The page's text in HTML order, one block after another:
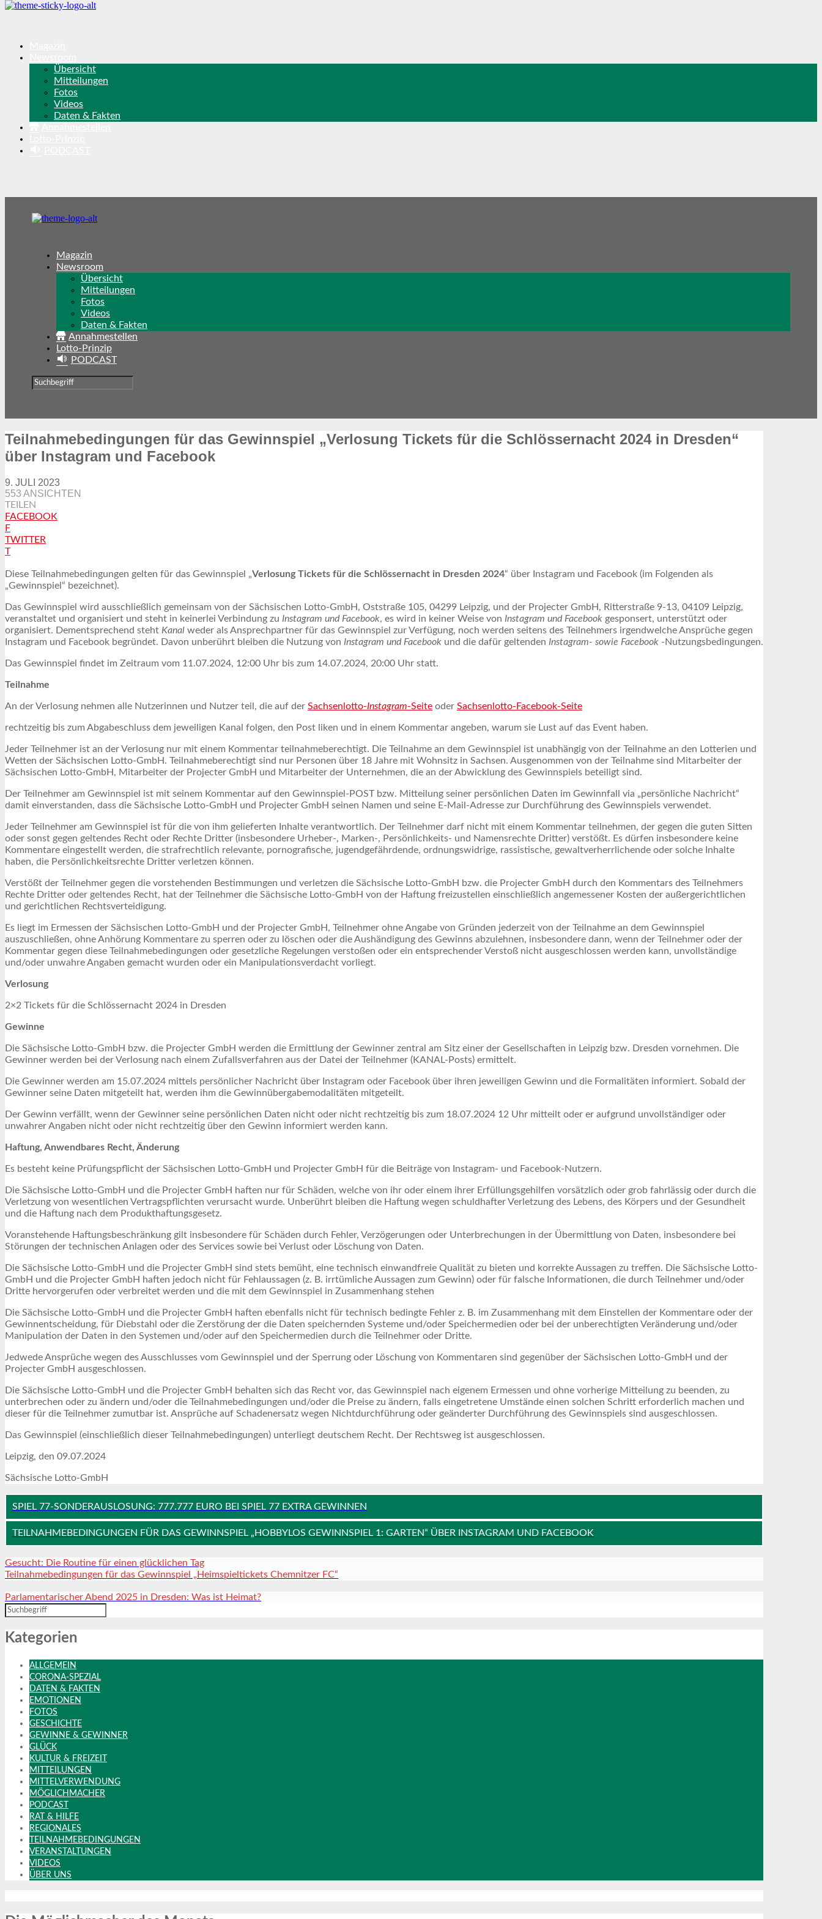
Übersicht
Mitteilungen
Fotos
Videos
Daten & Fakten
Magazin
Newsroom
Übersicht
Mitteilungen
Fotos
Videos
Daten & Fakten
Annahmestellen
Lotto-Prinzip
PODCAST
Teilnahmebedingungen für das Gewinnspiel „Verlosung Tickets für die Schlössernacht 2024 in Dresden“
über Instagram und Facebook
9. JULI 2023
553 ANSICHTEN
TEILEN
FACEBOOK
F
TWITTER
T
Diese Teilnahmebedingungen gelten für das Gewinnspiel „Verlosung Tickets für die Schlössernacht in Dresden 2024“ über Instagram und Facebook (im Folgenden als
„Gewinnspiel“ bezeichnet).
Das Gewinnspiel wird ausschließlich gemeinsam von der Sächsischen Lotto-GmbH, Oststraße 105, 04299 Leipzig, und der Projecter GmbH, Ritterstraße 9-13, 04109 Leipzig,
veranstaltet und organisiert und steht in keinerlei Verbindung zu Instagram und Facebook, es wird in keiner Weise von Instagram und Facebook gesponsert, unterstützt oder
organisiert. Dementsprechend steht Kanal weder als Ansprechpartner für das Gewinnspiel zur Verfügung, noch werden seitens des Teilnehmers irgendwelche Ansprüche gegen
Instagram und Facebook begründet. Davon unberührt bleiben die Nutzung von Instagram und Facebook und die dafür geltenden Instagram- sowie Facebook -Nutzungsbedingungen.
Das Gewinnspiel findet im Zeitraum vom 11.07.2024, 12:00 Uhr bis zum 14.07.2024, 20:00 Uhr statt.
Teilnahme
An der Verlosung nehmen alle Nutzerinnen und Nutzer teil, die auf der Sachsenlotto-Instagram-Seite oder Sachsenlotto-Facebook-Seite
rechtzeitig bis zum Abgabeschluss dem jeweiligen Kanal folgen, den Post liken und in einem Kommentar angeben, warum sie Lust auf das Event haben.
Jeder Teilnehmer ist an der Verlosung nur mit einem Kommentar teilnahmeberechtigt. Die Teilnahme an dem Gewinnspiel ist unabhängig von der Teilnahme an den Lotterien und
Wetten der Sächsischen Lotto-GmbH. Teilnahmeberechtigt sind nur Personen über 18 Jahre mit Wohnsitz in Sachsen. Ausgenommen von der Teilnahme sind Mitarbeiter der
Sächsischen Lotto-GmbH, Mitarbeiter der Projecter GmbH und Mitarbeiter der Unternehmen, die an der Abwicklung des Gewinnspiels beteiligt sind.
Der Teilnehmer am Gewinnspiel ist mit seinem Kommentar auf den Gewinnspiel-POST bzw. Mitteilung seiner persönlichen Daten im Gewinnfall via „persönliche Nachricht“
damit einverstanden, dass die Sächsische Lotto-GmbH und Projecter GmbH seinen Namen und seine E-Mail-Adresse zur Durchführung des Gewinnspiels verwendet.
Jeder Teilnehmer am Gewinnspiel ist für die von ihm gelieferten Inhalte verantwortlich. Der Teilnehmer darf nicht mit einem Kommentar teilnehmen, der gegen die guten Sitten
oder sonst gegen geltendes Recht oder Rechte Dritter (insbesondere Urheber-, Marken-, Persönlichkeits- und Namensrechte Dritter) verstößt. Es dürfen insbesondere keine
Kommentare eingestellt werden, die strafrechtlich relevante, pornografische, jugendgefährdende, ordnungswidrige, rassistische, gewaltverherrlichende oder solche Inhalte
haben, die Persönlichkeitsrechte Dritter verletzen können.
Verstößt der Teilnehmer gegen die vorstehenden Bestimmungen und verletzen die Sächsische Lotto-GmbH bzw. die Projecter GmbH durch den Kommentars des Teilnehmers
Rechte Dritter oder geltendes Recht, hat der Teilnehmer die Sächsische Lotto-GmbH von der Haftung freizustellen einschließlich angemessener Kosten der außergerichtlichen
und gerichtlichen Rechtsverteidigung.
Es liegt im Ermessen der Sächsischen Lotto-GmbH und der Projecter GmbH, Teilnehmer ohne Angabe von Gründen jederzeit von der Teilnahme an dem Gewinnspiel
auszuschließen, ohne Anhörung Kommentare zu sperren oder zu löschen oder die Aushändigung des Gewinns abzulehnen, insbesondere dann, wenn der Teilnehmer oder der
Kommentar gegen diese Teilnahmebedingungen oder gesetzliche Regelungen verstoßen oder ein entsprechender Verstoß nicht ausgeschlossen werden kann, unvollständige
und/oder unwahre Angaben gemacht wurden oder ein Manipulationsverdacht vorliegt.
Verlosung
2×2 Tickets für die Schlössernacht 2024 in Dresden
Gewinne
Die Sächsische Lotto-GmbH bzw. die Projecter GmbH werden die Ermittlung der Gewinner zentral am Sitz einer der Gesellschaften in Leipzig bzw. Dresden vornehmen. Die
Gewinner werden bei der Verlosung nach einem Zufallsverfahren aus der Datei der Teilnehmer (KANAL-Posts) ermittelt.
Die Gewinner werden am 15.07.2024 mittels persönlicher Nachricht über Instagram oder Facebook über ihren jeweiligen Gewinn und die Formalitäten informiert. Sobald der
Gewinner seine Daten mitgeteilt hat, werden ihm die Gewinnübergabemodalitäten mitgeteilt.
Der Gewinn verfällt, wenn der Gewinner seine persönlichen Daten nicht oder nicht rechtzeitig bis zum 18.07.2024 12 Uhr mitteilt oder er aufgrund unvollständiger oder
unwahrer Angaben nicht oder nicht rechtzeitig über den Gewinn informiert werden kann.
Haftung, Anwendbares Recht, Änderung
Es besteht keine Prüfungspflicht der Sächsischen Lotto-GmbH und Projecter GmbH für die Beiträge von Instagram- und Facebook-Nutzern.
Die Sächsische Lotto-GmbH und die Projecter GmbH haften nur für Schäden, welche von ihr oder einem ihrer Erfüllungsgehilfen vorsätzlich oder grob fahrlässig oder durch die
Verletzung von wesentlichen Vertragspflichten verursacht wurde. Unberührt bleiben die Haftung wegen schuldhafter Verletzung des Lebens, des Körpers und der Gesundheit
und die Haftung nach dem Produkthaftungsgesetz.
Voranstehende Haftungsbeschränkung gilt insbesondere für Schäden durch Fehler, Verzögerungen oder Unterbrechungen in der Übermittlung von Daten, insbesondere bei
Störungen der technischen Anlagen oder des Services sowie bei Verlust oder Löschung von Daten.
Die Sächsische Lotto-GmbH und die Projecter GmbH sind stets bemüht, eine technisch einwandfreie Qualität zu bieten und korrekte Aussagen zu treffen. Die Sächsische Lotto-
GmbH und die Projecter GmbH haften jedoch nicht für Fehlaussagen (z. B. irrtümliche Aussagen zum Gewinn) oder für falsche Informationen, die durch Teilnehmer und/oder
Dritte hervorgerufen oder verbreitet werden und die mit dem Gewinnspiel in Zusammenhang stehen
Die Sächsische Lotto-GmbH und die Projecter GmbH haften ebenfalls nicht für technisch bedingte Fehler z. B. im Zusammenhang mit dem Einstellen der Kommentare oder der
Gewinnentscheidung, für Diebstahl oder die Zerstörung der die Daten speichernden Systeme und/oder Speichermedien oder bei der unberechtigten Veränderung und/oder
Manipulation der Daten in den Systemen und/oder auf den Speichermedien durch die Teilnehmer oder Dritte.
Jedwede Ansprüche wegen des Ausschlusses vom Gewinnspiel und der Sperrung oder Löschung von Kommentaren sind gegenüber der Sächsischen Lotto-GmbH und der
Projecter GmbH ausgeschlossen.
Die Sächsische Lotto-GmbH und die Projecter GmbH behalten sich das Recht vor, das Gewinnspiel nach eigenem Ermessen und ohne vorherige Mitteilung zu beenden, zu
unterbrechen oder zu ändern und/oder die Teilnahmebedingungen und/oder die Preise zu ändern, falls eingetretene Umstände einen solchen Schritt erforderlich machen und
dieser für die Teilnehmer zumutbar ist. Ansprüche auf Schadenersatz wegen Nichtdurchführung oder geänderter Durchführung des Gewinnspiels sind ausgeschlossen.
Das Gewinnspiel (einschließlich dieser Teilnahmebedingungen) unterliegt deutschem Recht. Der Rechtsweg ist ausgeschlossen.
Leipzig, den 09.07.2024
Sächsische Lotto-GmbH
SPIEL 77-SONDERAUSLOSUNG: 777.777 EURO BEI SPIEL 77 EXTRA GEWINNEN
TEILNAHMEBEDINGUNGEN FÜR DAS GEWINNSPIEL „HOBBYLOS GEWINNSPIEL 1: GARTEN“ ÜBER INSTAGRAM UND FACEBOOK
Gesucht: Die Routine für einen glücklichen Tag
Teilnahmebedingungen für das Gewinnspiel „Heimspieltickets Chemnitzer FC“
Parlamentarischer Abend 2025 in Dresden: Was ist Heimat?
Kategorien
ALLGEMEIN
CORONA-SPEZIAL
DATEN & FAKTEN
EMOTIONEN
FOTOS
GESCHICHTE
GEWINNE & GEWINNER
GLÜCK
KULTUR & FREIZEIT
MITTEILUNGEN
MITTELVERWENDUNG
MÖGLICHMACHER
PODCAST
RAT & HILFE
REGIONALES
TEILNAHMEBEDINGUNGEN
VERANSTALTUNGEN
VIDEOS
ÜBER UNS